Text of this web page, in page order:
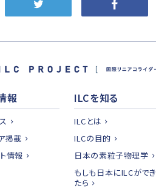
報
掲載
情報
ILCを知る
ILCとは
ILCの目的
日本の素粒子物理学
もしも日本にILCができ
たら